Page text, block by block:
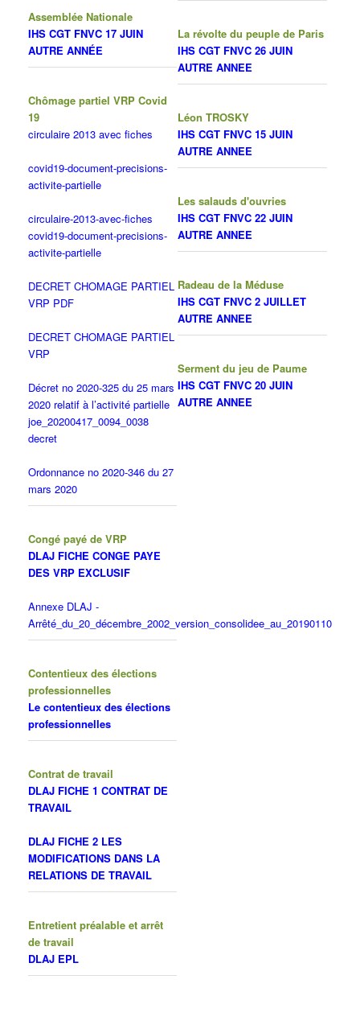
Assemblée Nationale
IHS CGT FNVC 17 JUIN
AUTRE ANNÉE
Chômage partiel VRP Covid
19
circulaire 2013 avec fiches
covid19-document-precisions-
activite-partielle
circulaire-2013-avec-fiches
covid19-document-precisions-
activite-partielle
DECRET CHOMAGE PARTIEL
VRP PDF
DECRET CHOMAGE PARTIEL
VRP
Décret no 2020-325 du 25 mars
2020 relatif à l’activité partielle
joe_20200417_0094_0038
decret
Ordonnance no 2020-346 du 27
mars 2020
Congé payé de VRP
DLAJ FICHE CONGE PAYE
DES VRP EXCLUSIF
Annexe DLAJ -
Arrêté_du_20_décembre_2002_version_consolidee_au_20190110
Contentieux des élections
professionnelles
Le contentieux des élections
professionnelles
Contrat de travail
DLAJ FICHE 1 CONTRAT DE
TRAVAIL
DLAJ FICHE 2 LES
MODIFICATIONS DANS LA
RELATIONS DE TRAVAIL
Entretient préalable et arrêt
de travail
DLAJ EPL
La révolte du peuple de Paris
IHS CGT FNVC 26 JUIN
AUTRE ANNEE
Léon TROSKY
IHS CGT FNVC 15 JUIN
AUTRE ANNEE
Les salauds d'ouvries
IHS CGT FNVC 22 JUIN
AUTRE ANNEE
Radeau de la Méduse
IHS CGT FNVC 2 JUILLET
AUTRE ANNEE
Serment du jeu de Paume
IHS CGT FNVC 20 JUIN
AUTRE ANNEE